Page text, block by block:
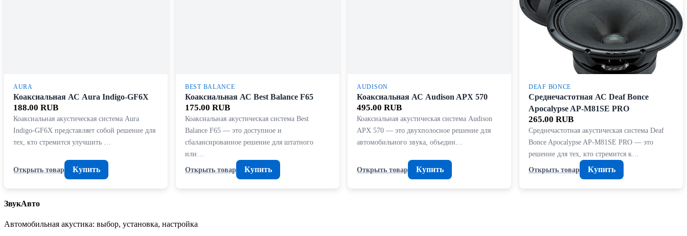
AURA
Коаксиальная АС Aura Indigo-GF6X
188.00 RUB
Коаксиальная акустическая система Aura
Indigo-GF6X представляет собой решение для
тех, кто стремится улучшить …
Открыть товар Купить
BEST BALANCE
Коаксиальная АС Best Balance F65
175.00 RUB
Коаксиальная акустическая система Best
Balance F65 — это доступное и
сбалансированное решение для штатного
или…
Открыть товар
Купить
AUDISON
Коаксиальная АС Audison APX 570
495.00 RUB
Коаксиальная акустическая система Audison
APX 570 — это двухполосное решение для
автомобильного звука, объедин…
Открыть товар Купить
DEAF BONCE
Среднечастотная АС Deaf Bonce
Apocalypse AP-M81SE PRO
265.00 RUB
Среднечастотная акустическая система Deaf
Bonce Apocalypse AP-M81SE PRO — это
решение для тех, кто стремится к…
Открыть товар
Купить
ЗвукАвто
Автомобильная акустика: выбор, установка, настройка